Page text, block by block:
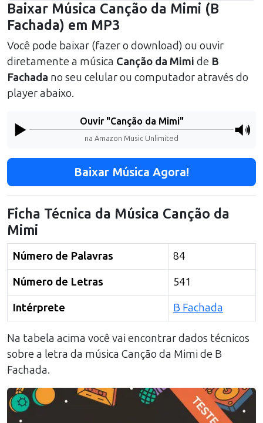
Baixar Música Canção da Mimi (B
Fachada) em MP3
Você pode baixar (fazer o download) ou ouvir
diretamente a música Canção da Mimi de B
Fachada no seu celular ou computador através do
player abaixo.
Ouvir "Canção da Mimi"
na Amazon Music Unlimited
Baixar Música Agora!
Ficha Técnica da Música Canção da
Mimi
Número de Palavras
84
Número de Letras
541
Intérprete
B Fachada
Na tabela acima você vai encontrar dados técnicos
sobre a letra da música Canção da Mimide B
Fachada.